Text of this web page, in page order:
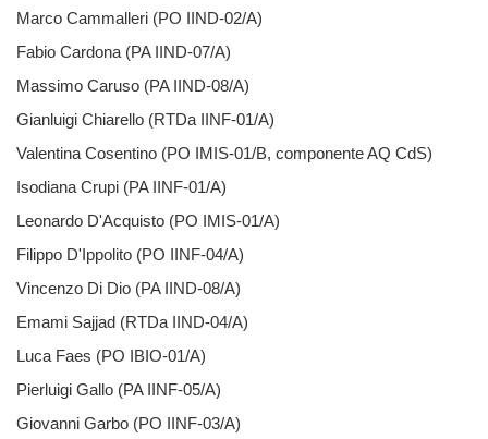
Marco Cammalleri (PO IIND-02/A)
Fabio Cardona (PA IIND-07/A)
Massimo Caruso (PA IIND-08/A)
Gianluigi Chiarello (RTDa IINF-01/A)
Valentina Cosentino (PO IMIS-01/B, componente AQ CdS)
Isodiana Crupi (PA IINF-01/A)
Leonardo D'Acquisto (PO IMIS-01/A)
Filippo D'Ippolito (PO IINF-04/A)
Vincenzo Di Dio (PA IIND-08/A)
Emami Sajjad (RTDa IIND-04/A)
Luca Faes (PO IBIO-01/A)
Pierluigi Gallo (PA IINF-05/A)
Giovanni Garbo (PO IINF-03/A)